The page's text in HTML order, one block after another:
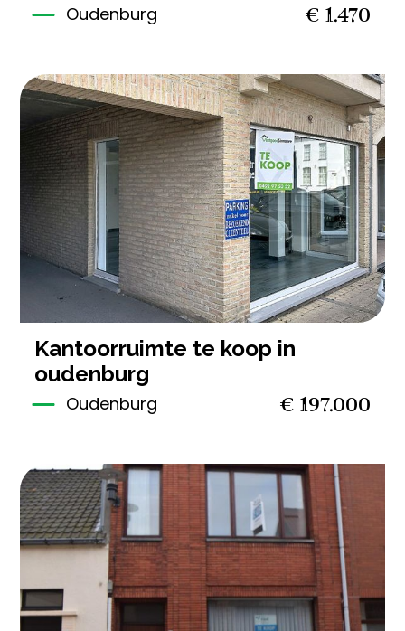
Oudenburg € 1.470
63 m²
kantoorruimte te koop in
oudenburg
Oudenburg € 197.000